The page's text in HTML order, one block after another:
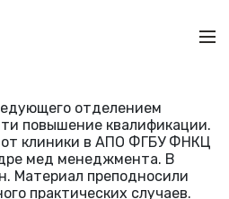
отделением
повышение квалификации.
от клиники в АПО ФГБУ ФНКЦ
мед менеджмента. В
Материал преподносили
практических случаев.